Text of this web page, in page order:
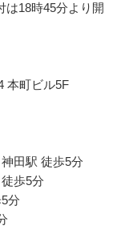
18時45分より開
本町ビル5F
田駅 徒歩5分
歩5分
分